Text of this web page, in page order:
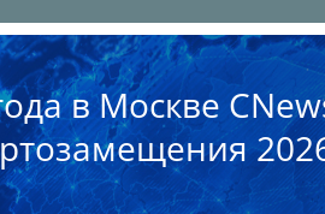
в Москве